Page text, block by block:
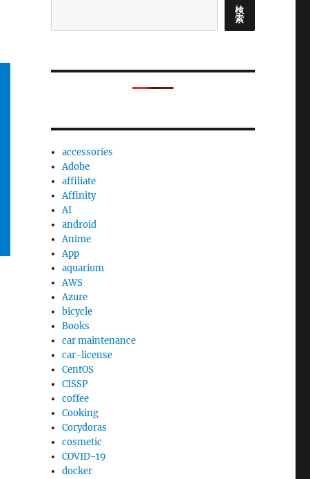
検
索
accessories
Adobe
affiliate
Affinity
AI
android
Anime
App
aquarium
AWS
Azure
bicycle
Books
car maintenance
car-license
CentOS
CISSP
coffee
Cooking
Corydoras
cosmetic
COVID-19
docker